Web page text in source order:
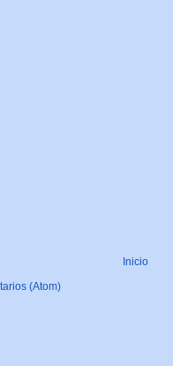
Inicio
(Atom)